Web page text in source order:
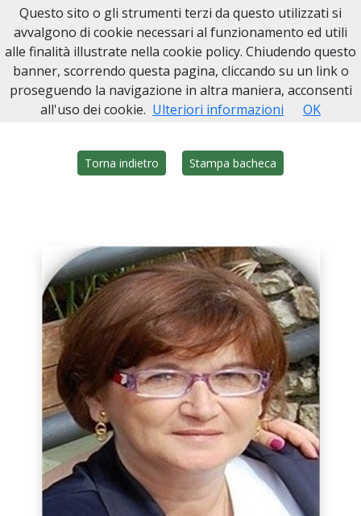
Onoranze Funebri Sarmino
Home Italia NA Ottaviano Luisa Caldarelli
Torna indietro Stampa bacheca
Questo sito o gli strumenti terzi da questo utilizzati si
avvalgono di cookie necessari al funzionamento ed utili
alle finalità illustrate nella cookie policy. Chiudendo questo
banner, scorrendo questa pagina, cliccando su un link o
proseguendo la navigazione in altra maniera, acconsenti
all'uso dei cookie. Ulteriori informazioni OK